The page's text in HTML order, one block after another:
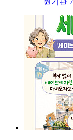
원기관 7